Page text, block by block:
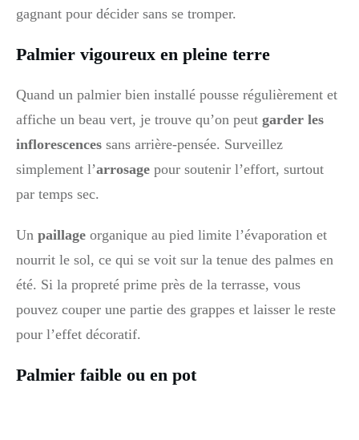
gagnant pour décider sans se tromper.
Palmier vigoureux en pleine terre
Quand un palmier bien installé pousse régulièrement et
affiche un beau vert, je trouve qu’on peut garder les
inflorescences sans arrière-pensée. Surveillez
simplement l’arrosage pour soutenir l’effort, surtout
par temps sec.
Un paillage organique au pied limite l’évaporation et
nourrit le sol, ce qui se voit sur la tenue des palmes en
été. Si la propreté prime près de la terrasse, vous
pouvez couper une partie des grappes et laisser le reste
pour l’effet décoratif.
Palmier faible ou en pot